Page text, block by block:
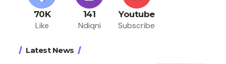
70K
Like
141
Ndiqni
Youtube
Subscribe
Latest News